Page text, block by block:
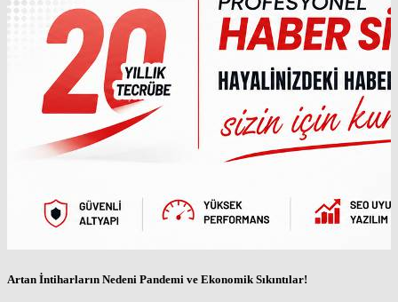
Artan İntiharların Nedeni Pandemi ve Ekonomik Sıkıntılar!